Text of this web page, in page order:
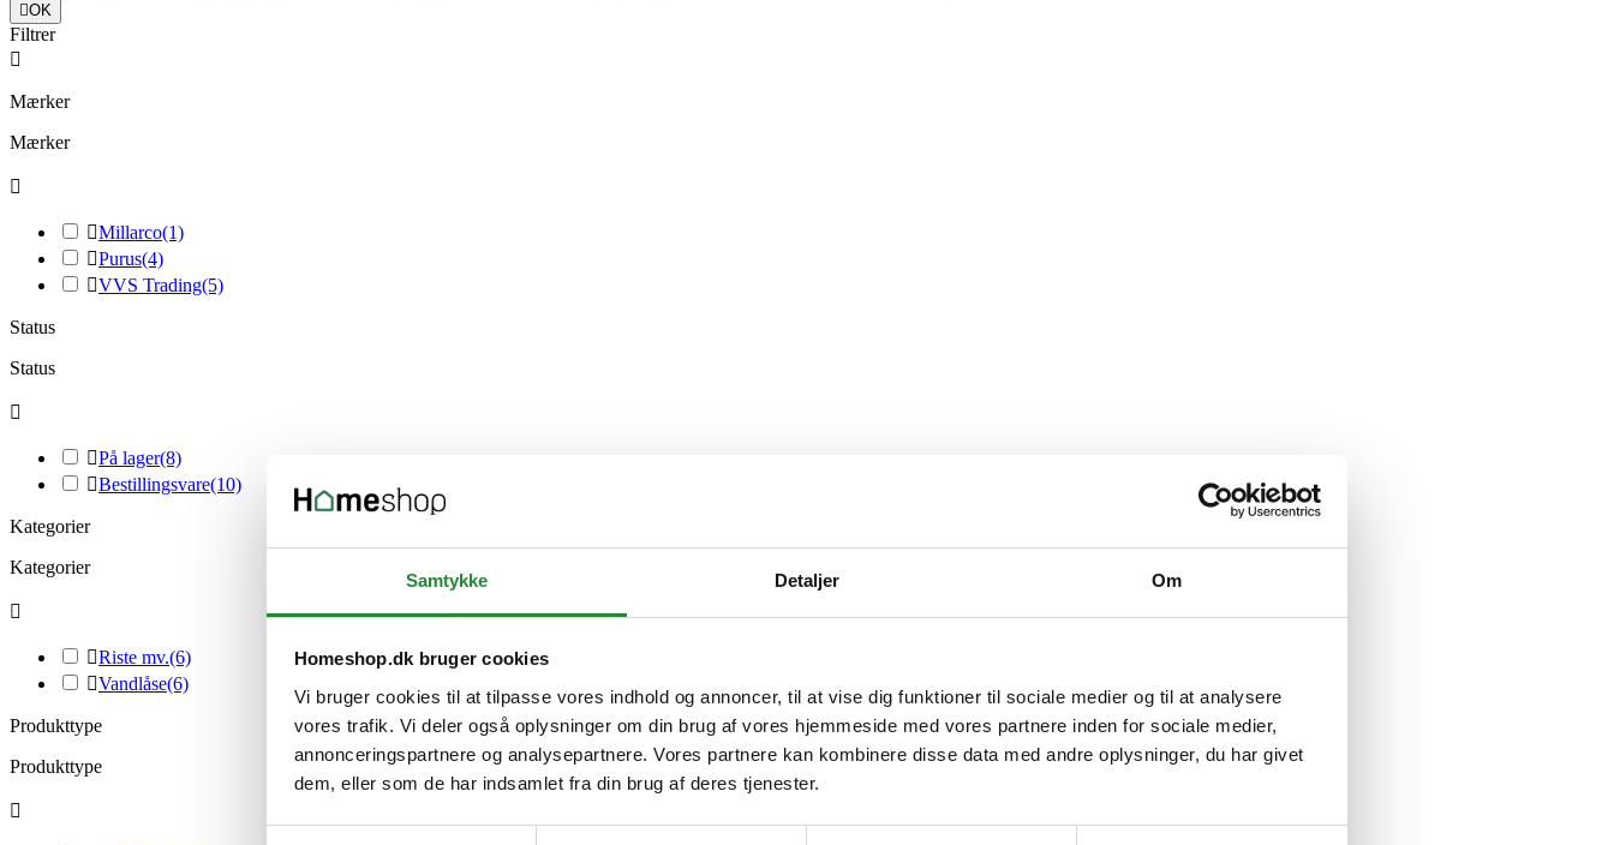
Samtykke Detaljer Om
Homeshop.dk bruger cookies
Vi bruger cookies til at tilpasse vores indhold og annoncer, til at vise dig funktioner til sociale medier og til at analysere
vores trafik. Vi deler også oplysninger om din brug af vores hjemmeside med vores partnere inden for sociale medier,
annonceringspartnere og analysepartnere. Vores partnere kan kombinere disse data med andre oplysninger, du har givet
dem, eller som de har indsamlet fra din brug af deres tjenester.
OK
Filtrer

Mærker
Mærker

Millarco(1)
Purus(4)
VVS Trading(5)
Status
Status

På lager(8)
Bestillingsvare(10)
Kategorier
Kategorier

Riste mv.(6)
Vandlåse(6)
Produkttype
Produkttype
